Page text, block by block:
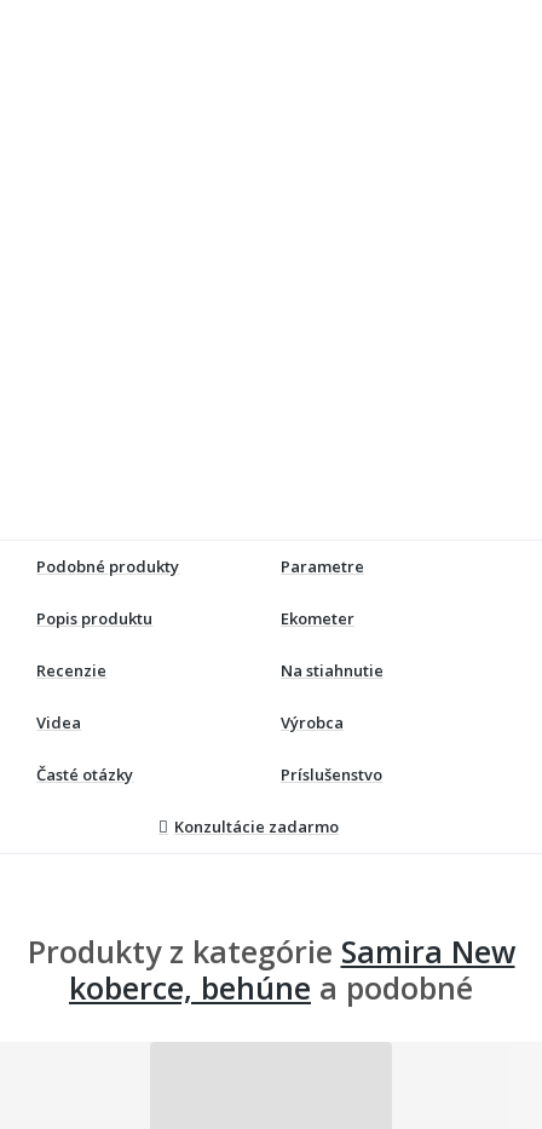
Podobné produkty Parametre
Popis produktu Ekometer
Recenzie Na stiahnutie
Videa Výrobca
Časté otázky Príslušenstvo
Konzultácie zadarmo
Produkty z kategórie Samira New
koberce, behúne a podobné